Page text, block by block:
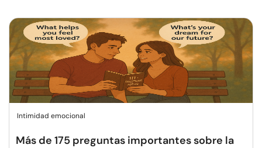
Intimidad emocional
Más de 175 preguntas importantes sobre la